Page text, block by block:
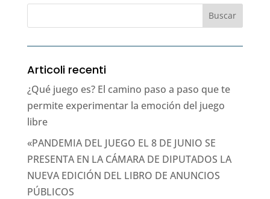
Articoli recenti
¿Qué juego es? El camino paso a paso que te
permite experimentar la emoción del juego
libre
«PANDEMIA DEL JUEGO EL 8 DE JUNIO SE
PRESENTA EN LA CÁMARA DE DIPUTADOS LA
NUEVA EDICIÓN DEL LIBRO DE ANUNCIOS
PÚBLICOS